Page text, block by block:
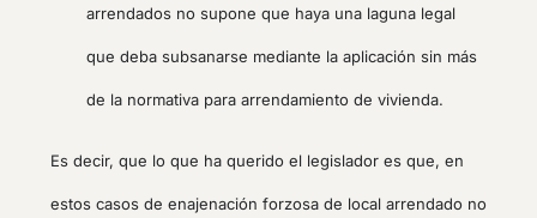
arrendados no supone que haya una laguna legal
que deba subsanarse mediante la aplicación sin más
de la normativa para arrendamiento de vivienda.
Es decir, que lo que ha querido el legislador es que, en
estos casos de enajenación forzosa de local arrendado no